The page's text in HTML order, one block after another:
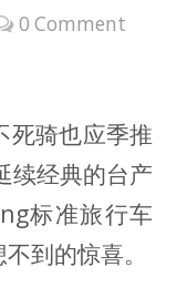
0 Comment
死骑也应季推
续经典的台产
标准旅行车
到的惊喜。